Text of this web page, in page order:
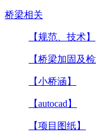
桥梁相关
【规范、技术】
【桥梁加固及检
【小桥涵】
【autocad】
【项目图纸】